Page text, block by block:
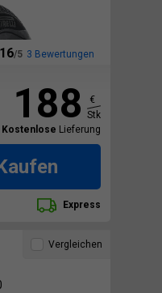
3 Bewertungen
188
€
Stk
Kostenlose Lieferung
Express
Vergleichen